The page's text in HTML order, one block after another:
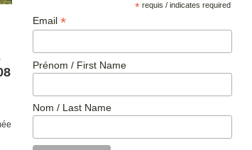
* requis / indicates required
Email *
Prénom / First Name
Nom / Last Name